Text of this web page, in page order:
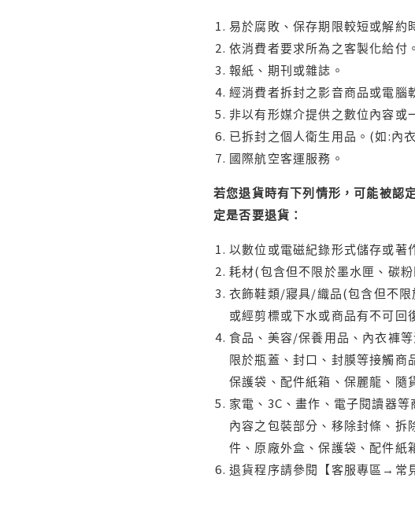
易於腐敗、保存期限較短或解約
依消費者要求所為之客製化給付
報紙、期刊或雜誌。
經消費者拆封之影音商品或電腦
非以有形媒介提供之數位內容或
已拆封之個人衛生用品。(如:內
國際航空客運服務。
若您退貨時有下列情形，可能被認
定是否要退貨：
以數位或電磁紀錄形式儲存或著
耗材(包含但不限於墨水匣、碳
衣飾鞋類/寢具/織品(包含但不限
或經剪標或下水或商品有不可回
食品、美容/保養用品、內衣褲
限於瓶蓋、封口、封膜等接觸
保護袋、配件紙箱、保麗龍、隨
家電、3C、畫作、電子閱讀器
內容之包裝部分、移除封條、
件、原廠外盒、保護袋、配件紙
退貨程序請參閱【客服專區→常